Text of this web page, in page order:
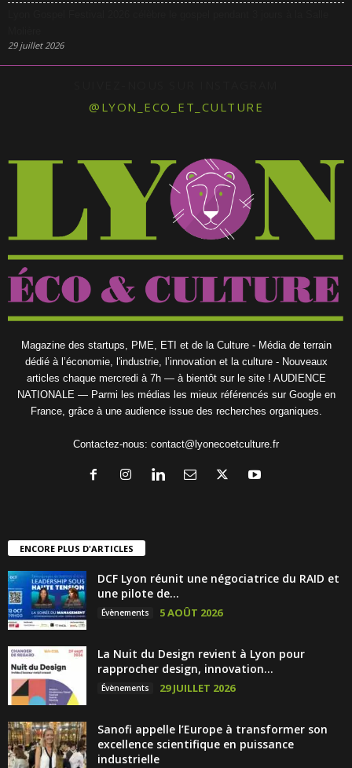
29 juillet 2026
@LYON_ECO_ET_CULTURE
Magazine des startups, PME, ETI et de la Culture - Média de terrain
dédié à l’économie, l'industrie, l’innovation et la culture - Nouveaux
articles chaque mercredi à 7h — à bientôt sur le site ! AUDIENCE
NATIONALE — Parmi les médias les mieux référencés sur Google en
France, grâce à une audience issue des recherches organiques.
Contactez-nous: contact@lyonecoetculture.fr
ENCORE PLUS D'ARTICLES
DCF Lyon réunit une négociatrice du RAID et
une pilote de...
Évènements 5 AOÛT 2026
La Nuit du Design revient à Lyon pour
rapprocher design, innovation...
Évènements 29 JUILLET 2026
Sanofi appelle l’Europe à transformer son
excellence scientifique en puissance
industrielle